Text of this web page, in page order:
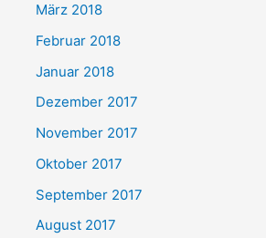
März 2018
Februar 2018
Januar 2018
Dezember 2017
November 2017
Oktober 2017
September 2017
August 2017